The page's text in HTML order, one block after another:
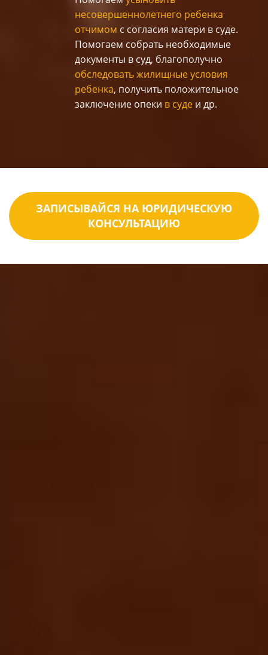
несовершеннолетнего ребенка
отчимом с согласия матери в суде.
Помогаем собрать необходимые
документы в суд, благополучно
обследовать жилищные условия
ребенка, получить положительное
заключение опеки в суде и др.
ЗАПИСЫВАЙСЯ НА ЮРИДИЧЕСКУЮ
КОНСУЛЬТАЦИЮ